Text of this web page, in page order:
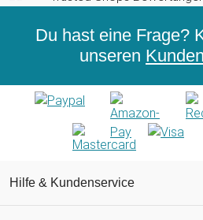
Du hast eine Frage?
unseren
Hilfe & Kundenservice